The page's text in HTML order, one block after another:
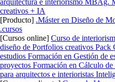
creativos + IA
[Producto] .Máster en Diseño de
.cursos
[Cursos online] Curso de
diseño de Portfolios creativos Pack
estudios Formación en Gestión de
proyectos Formación en Cálculo de
para arquitectos e interioristas